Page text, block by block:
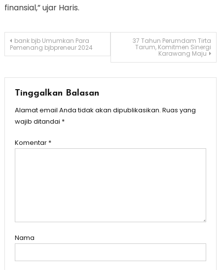
finansial,” ujar Haris.
Navigasi
pos
bank bjb Umumkan Para
Pemenang bjbpreneur 2024
37 Tahun Perumdam Tirta
Tarum, Komitmen Sinergi
Karawang Maju
Tinggalkan Balasan
Alamat email Anda tidak akan dipublikasikan. Ruas yang
wajib ditandai *
Komentar *
Nama